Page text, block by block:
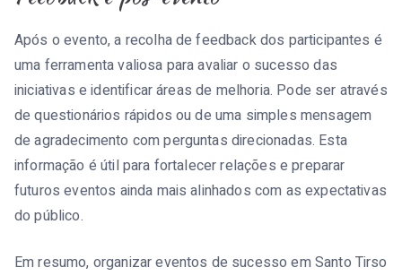
Após o evento, a recolha de feedback dos participantes é
uma ferramenta valiosa para avaliar o sucesso das
iniciativas e identificar áreas de melhoria. Pode ser através
de questionários rápidos ou de uma simples mensagem
de agradecimento com perguntas direcionadas. Esta
informação é útil para fortalecer relações e preparar
futuros eventos ainda mais alinhados com as expectativas
do público.
Em resumo, organizar eventos de sucesso em Santo Tirso